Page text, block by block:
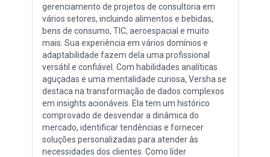
gerenciamento de projetos de consultoria em
vários setores, incluindo alimentos e bebidas,
bens de consumo, TIC, aeroespacial e muito
mais. Sua experiência em vários domínios e
adaptabilidade fazem dela uma profissional
versátil e confiável. Com habilidades analíticas
aguçadas e uma mentalidade curiosa, Versha se
destaca na transformação de dados complexos
em insights acionáveis. Ela tem um histórico
comprovado de desvendar a dinâmica do
mercado, identificar tendências e fornecer
soluções personalizadas para atender às
necessidades dos clientes. Como líder